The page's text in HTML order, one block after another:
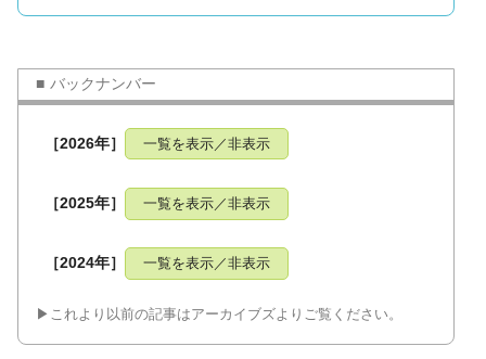
バックナンバー
［2026年］ 一覧を表示／非表示
［2025年］ 一覧を表示／非表示
［2024年］ 一覧を表示／非表示
▶︎これより以前の記事はアーカイブズよりご覧ください。